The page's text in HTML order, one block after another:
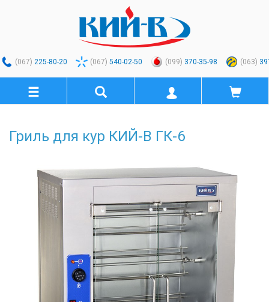
(067) 225-80-20 (067) 540-02-50 (099) 370-35-98 (063)
Гриль для кур КИЙ-В ГК-6